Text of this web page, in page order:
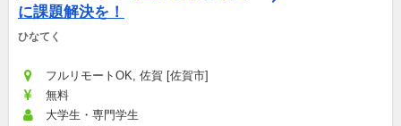
に課題解決を！
ひなてく
フルリモートOK, 佐賀 [佐賀市]
無料
大学生・専門学生